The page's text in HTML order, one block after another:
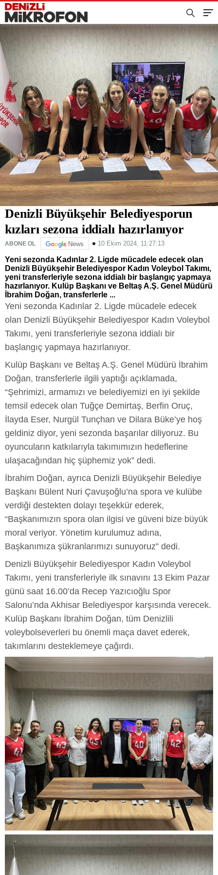
Denizli Büyükşehir Belediyesporun
kızları sezona iddialı hazırlanıyor
ABONE OL News 10 Ekim 2024, 11:27:13
Yeni sezonda Kadınlar 2. Ligde mücadele edecek olan
Denizli Büyükşehir Belediyespor Kadın Voleybol Takımı,
yeni transferleriyle sezona iddialı bir başlangıç yapmaya
hazırlanıyor. Kulüp Başkanı ve Beltaş A.Ş. Genel Müdürü
İbrahim Doğan, transferlerle ...
Yeni sezonda Kadınlar 2. Ligde mücadele edecek
olan Denizli Büyükşehir Belediyespor Kadın Voleybol
Takımı, yeni transferleriyle sezona iddialı bir
başlangıç yapmaya hazırlanıyor.
Kulüp Başkanı ve Beltaş A.Ş. Genel Müdürü İbrahim
Doğan, transferlerle ilgili yaptığı açıklamada,
“Şehrimizi, armamızı ve belediyemizi en iyi şekilde
temsil edecek olan Tuğçe Demirtaş, Berfin Oruç,
İlayda Eser, Nurgül Tunçhan ve Dilara Büke’ye hoş
geldiniz diyor, yeni sezonda başarılar diliyoruz. Bu
oyuncuların katkılarıyla takımımızın hedeflerine
ulaşacağından hiç şüphemiz yok” dedi.
İbrahim Doğan, ayrıca Denizli Büyükşehir Belediye
Başkanı Bülent Nuri Çavuşoğlu’na spora ve kulübe
verdiği destekten dolayı teşekkür ederek,
“Başkanımızın spora olan ilgisi ve güveni bize büyük
moral veriyor. Yönetim kurulumuz adına,
Başkanımıza şükranlarımızı sunuyoruz” dedi.
Denizli Büyükşehir Belediyespor Kadın Voleybol
Takımı, yeni transferleriyle ilk sınavını 13 Ekim Pazar
günü saat 16.00’da Recep Yazıcıoğlu Spor
Salonu’nda Akhisar Belediyespor karşısında verecek.
Kulüp Başkanı İbrahim Doğan, tüm Denizlili
voleybolseverleri bu önemli maça davet ederek,
takımlarını desteklemeye çağırdı.